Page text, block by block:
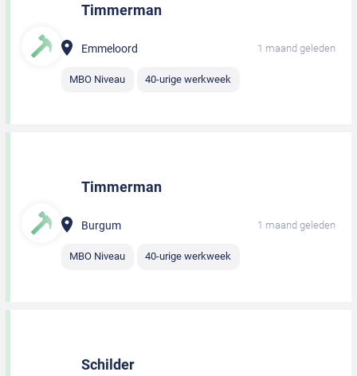
Timmerman
Emmeloord 1 maand geleden
MBO Niveau 40-urige werkweek
Timmerman
Burgum 1 maand geleden
MBO Niveau 40-urige werkweek
Schilder